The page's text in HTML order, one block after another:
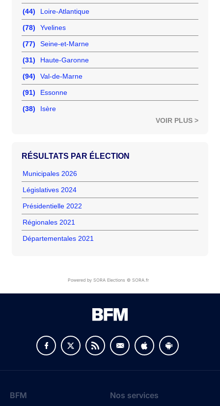
(44) Loire-Atlantique
(78) Yvelines
(77) Seine-et-Marne
(31) Haute-Garonne
(94) Val-de-Marne
(91) Essonne
(38)
Isère
VOIR PLUS >
RÉSULTATS PAR ÉLECTION
Municipales 2026
Législatives 2024
Présidentielle 2022
Régionales 2021
Départementales 2021
Powered by SORA Elections © SORA.fr
BFM Nos services